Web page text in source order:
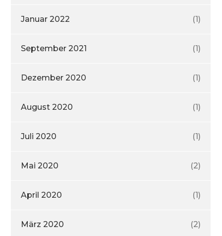
Januar 2022 (1)
September 2021 (1)
Dezember 2020 (1)
August 2020 (1)
Juli 2020 (1)
Mai 2020 (2)
April 2020 (1)
März 2020 (2)